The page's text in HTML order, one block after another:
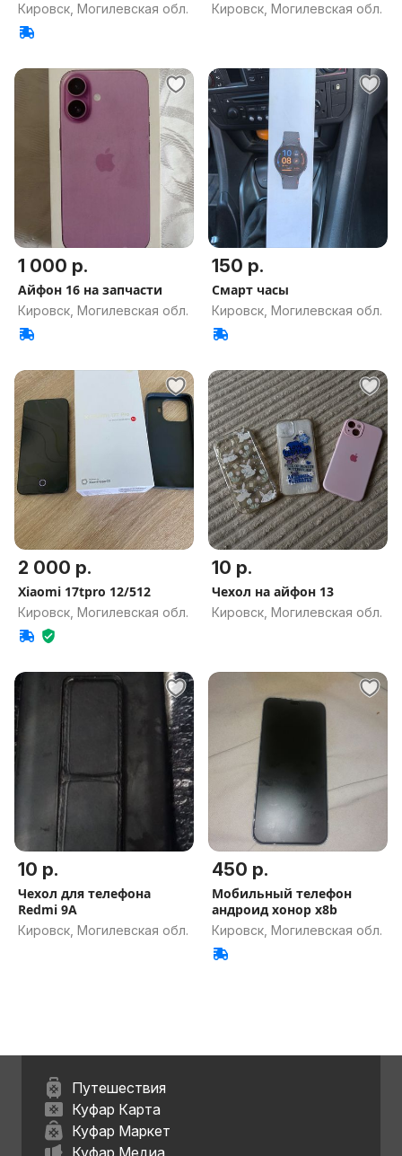
Кировск, Могилевская обл. Кировск, Могилевская обл.
1 000 р.
Айфон 16 на запчасти
Кировск, Могилевская обл.
150 р.
Смарт часы
Кировск, Могилевская обл.
2 000 р.
Xiaomi 17tpro 12/512
Кировск, Могилевская обл.
10 р.
Чехол на айфон 13
Кировск, Могилевская обл.
10 р.
Чехол для телефона
Redmi 9A
Кировск, Могилевская обл.
450 р.
Мобильный телефон
андроид хонор x8b
Кировск, Могилевская обл.
Путешествия
Куфар Карта
Куфар Маркет
Куфар Медиа